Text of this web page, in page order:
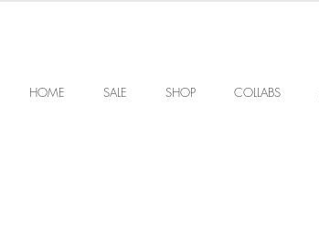
HOME SALE SHOP COLLABS